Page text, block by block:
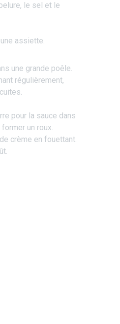
le sel et le
assiette.
une grande poêle.
régulièrement,
pour la sauce dans
un roux.
crème en fouettant.